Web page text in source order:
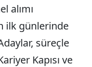
alımı
ilk günlerinde
süreçle
Kapısı ve